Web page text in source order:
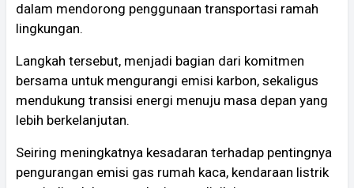
dalam mendorong penggunaan transportasi ramah
lingkungan.
Langkah tersebut, menjadi bagian dari komitmen
bersama untuk mengurangi emisi karbon, sekaligus
mendukung transisi energi menuju masa depan yang
lebih berkelanjutan.
Seiring meningkatnya kesadaran terhadap pentingnya
pengurangan emisi gas rumah kaca, kendaraan listrik